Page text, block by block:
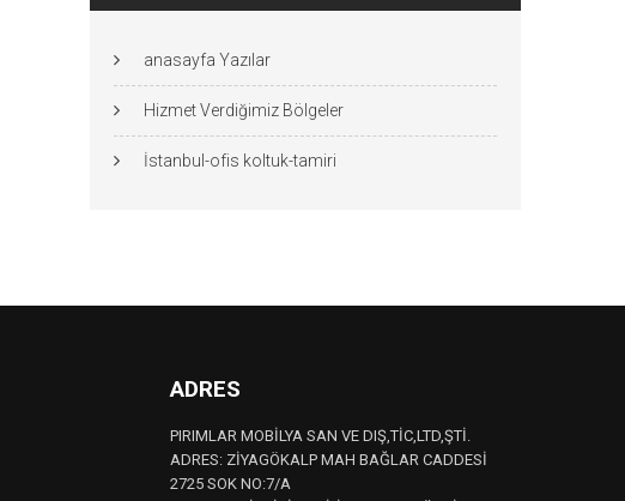
anasayfa Yazılar
Hizmet Verdiğimiz Bölgeler
İstanbul-ofis koltuk-tamiri
ADRES
PIRIMLAR MOBİLYA SAN VE DIŞ,TİC,LTD,ŞTİ.
ADRES: ZİYAGÖKALP MAH BAĞLAR CADDESİ
2725 SOK NO:7/A